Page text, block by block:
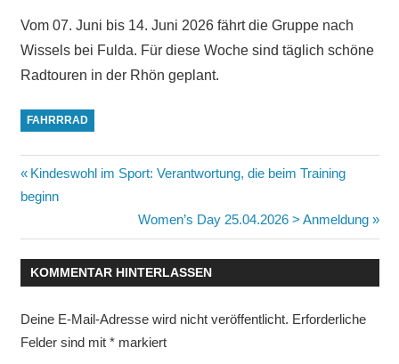
Vom 07. Juni bis 14. Juni 2026 fährt die Gruppe nach
Wissels bei Fulda. Für diese Woche sind täglich schöne
Radtouren in der Rhön geplant.
FAHRRRAD
Beitragsnavigation
Vorheriger
Beitrag:
Kindeswohl im Sport: Verantwortung, die beim Training
beginn
Nächster
Beitrag:
Women’s Day 25.04.2026 > Anmeldung
KOMMENTAR HINTERLASSEN
Deine E-Mail-Adresse wird nicht veröffentlicht. Erforderliche
Felder sind mit *markiert